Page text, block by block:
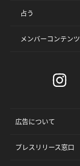
占う
メンバーコンテンツ
広告について
プレスリリース窓口